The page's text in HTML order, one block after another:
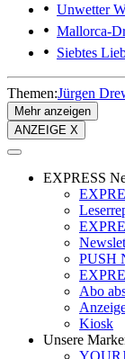
Unwetter
Mallorca-
Siebtes
Themen:Jürgen
Mehr anzeigen
ANZEIGE X
EXPRESS
PUSH
Abo
Kiosk
Unsere